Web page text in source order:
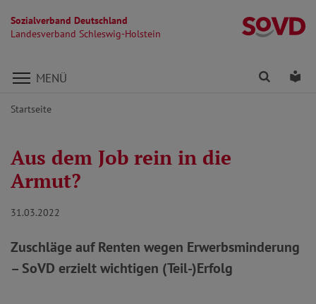
Sozialverband Deutschland
Landesverband Schleswig-Holstein
Direkt zu den Inhalten springen
MENÜ Finden
Startseite
Aus dem Job rein in die
Armut?
31.03.2022
Zuschläge auf Renten wegen Erwerbsminderung
– SoVD erzielt wichtigen (Teil-)Erfolg